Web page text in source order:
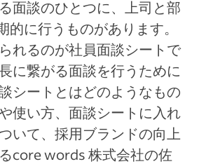
面談のひとつに、上司と部
的に行うものがあります。
れるのが社員面談シートで
に繋がる面談を行うために
シートとはどのようなもの
使い方、面談シートに入れ
いて、採用ブランドの向上
core words 株式会社の佐